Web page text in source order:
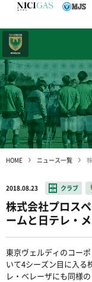
HOME ニュース一覧
2018.08.23 クラブ
株式会社プロス
ームと日テレ・
東京ヴェルディのコー
いて4シーズン目に入る
レ・ベレーザにも同様